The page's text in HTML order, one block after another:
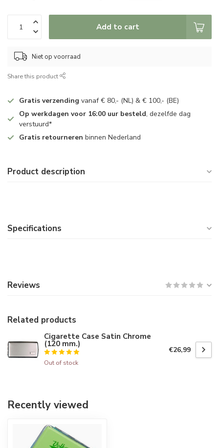
Add to cart
Niet op voorraad
Share this product
Gratis verzending vanaf € 80,- (NL) & € 100,- (BE)
Op werkdagen voor 16:00 uur besteld, dezelfde dag
verstuurd*
Gratis retourneren binnen Nederland
Product description
Specifications
Reviews
Related products
Cigarette Case Satin Chrome
(120 mm.)
Out of stock
€26,99
Recently viewed